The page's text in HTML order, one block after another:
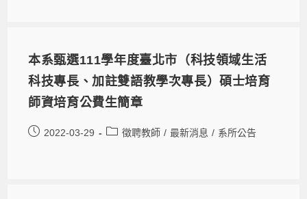
本系甄選111學年度臺北市（科技領域生活
科技專長、加註雙語教學次專長）碩士培育
師資培育公費生簡章
2022-03-29 徵聘教師 / 最新消息 / 系所公告